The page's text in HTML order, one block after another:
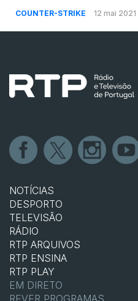
COUNTER-STRIKE 12 mai 2021
NOTÍCIAS
DESPORTO
TELEVISÃO
RÁDIO
RTP ARQUIVOS
RTP ENSINA
RTP PLAY
EM DIRETO